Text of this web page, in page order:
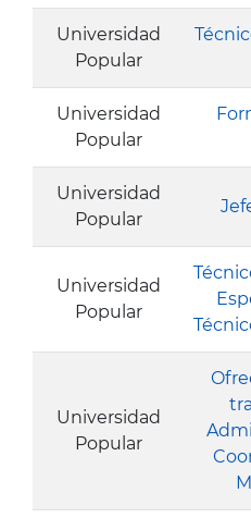
Universidad
Popular
Universidad
Popular
Universidad
Popular
Universidad
Popular
Universidad
Popular